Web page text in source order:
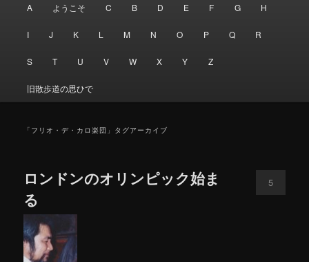
A ようこそ C B D E F G H
I J K L M N O P Q R
S T U V W X Y Z
旧散歩道の思ひで
「 フリオ・デ・カロ楽団 」タグアーカイブ
ロンドンのオリンピック始ま
る
5